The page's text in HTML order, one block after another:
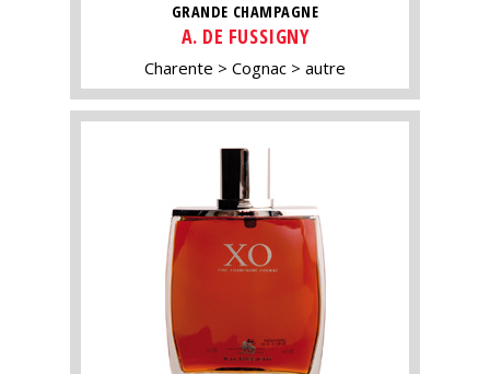
GRANDE CHAMPAGNE
A. DE FUSSIGNY
Charente Cognac autre